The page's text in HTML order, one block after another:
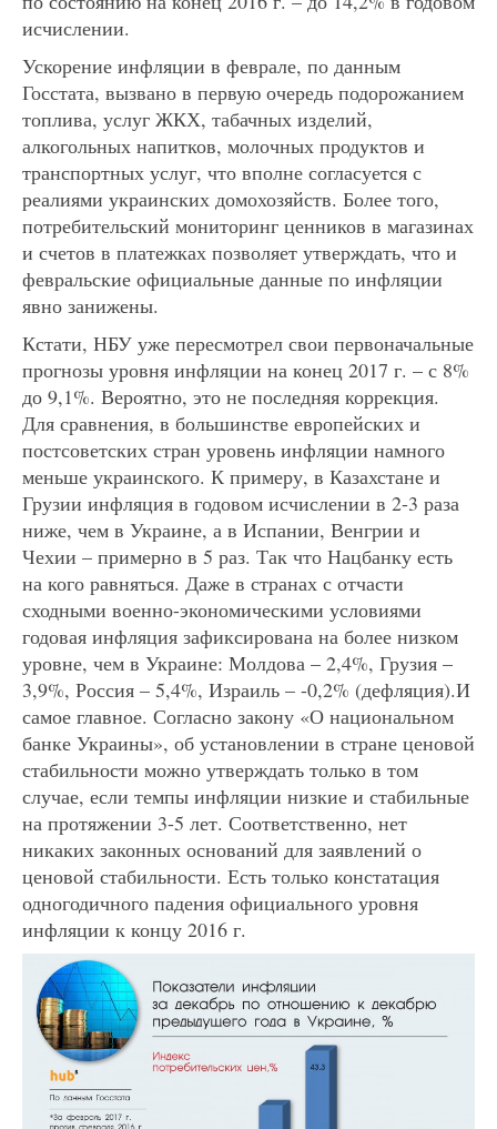
исчислении.
Ускорение инфляции в феврале, по данным
Госстата, вызвано в первую очередь подорожанием
топлива, услуг ЖКХ, табачных изделий,
алкогольных напитков, молочных продуктов и
транспортных услуг, что вполне согласуется с
реалиями украинских домохозяйств. Более того,
потребительский мониторинг ценников в магазинах
и счетов в платежках позволяет утверждать, что и
февральские официальные данные по инфляции
явно занижены.
Кстати, НБУ уже пересмотрел свои первоначальные
прогнозы уровня инфляции на конец 2017 г. – с 8%
до 9,1%. Вероятно, это не последняя коррекция.
Для сравнения, в большинстве европейских и
постсоветских стран уровень инфляции намного
меньше украинского. К примеру, в Казахстане и
Грузии инфляция в годовом исчислении в 2-3 раза
ниже, чем в Украине, а в Испании, Венгрии и
Чехии – примерно в 5 раз. Так что Нацбанку есть
на кого равняться. Даже в странах с отчасти
сходными военно-экономическими условиями
годовая инфляция зафиксирована на более низком
уровне, чем в Украине: Молдова – 2,4%, Грузия –
3,9%, Россия – 5,4%, Израиль – -0,2% (дефляция).И
самое главное. Согласно закону «О национальном
банке Украины», об установлении в стране ценовой
стабильности можно утверждать только в том
случае, если темпы инфляции низкие и стабильные
на протяжении 3-5 лет. Соответственно, нет
никаких законных оснований для заявлений о
ценовой стабильности. Есть только констатация
одногодичного падения официального уровня
инфляции к концу 2016 г.